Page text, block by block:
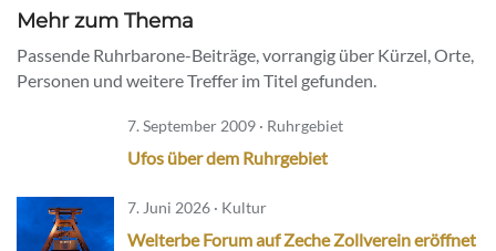
Mehr zum Thema
Passende Ruhrbarone-Beiträge, vorrangig über Kürzel, Orte,
Personen und weitere Treffer im Titel gefunden.
7. September 2009 · Ruhrgebiet
Ufos über dem Ruhrgebiet
7. Juni 2026 · Kultur
Welterbe Forum auf Zeche Zollverein eröffnet